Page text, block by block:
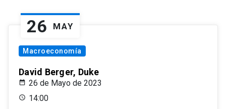
26 MAY
Macroeconomía
David Berger, Duke
26 de Mayo de 2023
14:00